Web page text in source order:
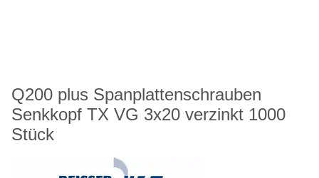
Q200 plus Spanplattenschrauben
Senkkopf TX VG 3x20 verzinkt 1000
Stück